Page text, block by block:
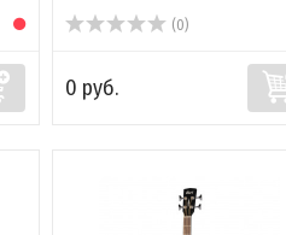
(0)
0 руб.